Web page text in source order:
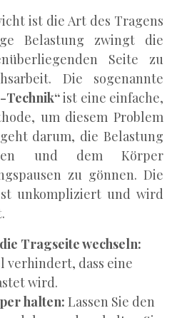
ist die Art des Tragens
Belastung zwingt die
Seite zu
Die sogenannte
Technik“ist eine einfache,
um diesem Problem
darum, die Belastung
und dem Körper
zu gönnen. Die
unkompliziert und wird
Tragseite wechseln:
verhindert, dass eine
wird.
halten: Lassen Sie den